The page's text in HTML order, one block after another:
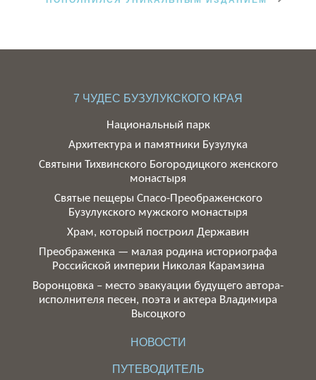
7 ЧУДЕС БУЗУЛУКСКОГО КРАЯ
Национальный парк
Архитектура и памятники Бузулука
Святыни Тихвинского Богородицкого женского
монастыря
Святые пещеры Спасо-Преображенского
Бузулукского мужского монастыря
Храм, который построил Державин
Преображенка — малая родина историографа
Российской империи Николая Карамзина
Воронцовка – место эвакуации будущего автора-
исполнителя песен, поэта и актера Владимира
Высоцкого
НОВОСТИ
ПУТЕВОДИТЕЛЬ